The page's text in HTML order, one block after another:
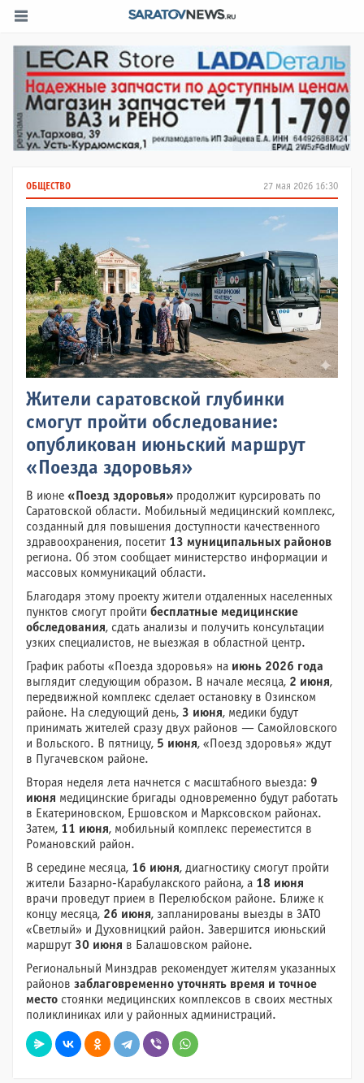
27 мая 2026 16:30
ОБЩЕСТВО
Жители саратовской глубинки
смогут пройти обследование:
опубликован июньский маршрут
«Поезда здоровья»
В июне «Поезд здоровья» продолжит курсировать по
Саратовской области. Мобильный медицинский комплекс,
созданный для повышения доступности качественного
здравоохранения, посетит 13 муниципальных районов
региона. Об этом сообщает министерство информации и
массовых коммуникаций области.
Благодаря этому проекту жители отдаленных населенных
пунктов смогут пройти бесплатные медицинские
обследования, сдать анализы и получить консультации
узких специалистов, не выезжая в областной центр.
График работы «Поезда здоровья» на июнь 2026 года
выглядит следующим образом. В начале месяца, 2 июня,
передвижной комплекс сделает остановку в Озинском
районе. На следующий день, 3 июня, медики будут
принимать жителей сразу двух районов — Самойловского
и Вольского. В пятницу, 5 июня, «Поезд здоровья» ждут
в Пугачевском районе.
Вторая неделя лета начнется с масштабного выезда: 9
июня медицинские бригады одновременно будут работать
в Екатериновском, Ершовском и Марксовском районах.
Затем, 11 июня, мобильный комплекс переместится в
Романовский район.
В середине месяца, 16 июня, диагностику смогут пройти
жители Базарно-Карабулакского района, а 18 июня
врачи проведут прием в Перелюбском районе. Ближе к
концу месяца, 26 июня, запланированы выезды в ЗАТО
«Светлый» и Духовницкий район. Завершится июньский
маршрут 30 июня в Балашовском районе.
Региональный Минздрав рекомендует жителям указанных
районов заблаговременно уточнять время и точное
место стоянки медицинских комплексов в своих местных
поликлиниках или у районных администраций.